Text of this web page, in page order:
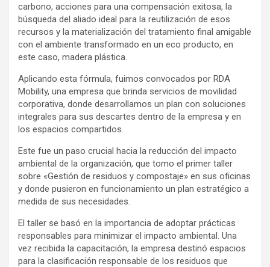
carbono, acciones para una compensación exitosa, la
búsqueda del aliado ideal para la reutilización de esos
recursos y la materialización del tratamiento final amigable
con el ambiente transformado en un eco producto, en
este caso, madera plástica.
Aplicando esta fórmula, fuimos convocados por RDA
Mobility, una empresa que brinda servicios de movilidad
corporativa, donde desarrollamos un plan con soluciones
integrales para sus descartes dentro de la empresa y en
los espacios compartidos.
Este fue un paso crucial hacia la reducción del impacto
ambiental de la organización, que tomo el primer taller
sobre «Gestión de residuos y compostaje» en sus oficinas
y donde pusieron en funcionamiento un plan estratégico a
medida de sus necesidades.
El taller se basó en la importancia de adoptar prácticas
responsables para minimizar el impacto ambiental. Una
vez recibida la capacitación, la empresa destinó espacios
para la clasificación responsable de los residuos que